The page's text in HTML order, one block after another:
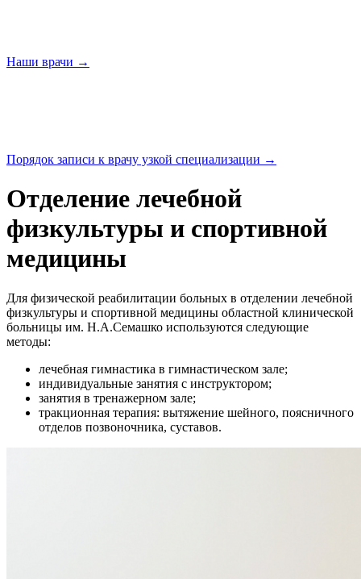
Наши врачи →
Порядок записи к врачу узкой специализации →
Отделение лечебной
физкультуры и спортивной
медицины
Для физической реабилитации больных в отделении лечебной
физкультуры и спортивной медицины областной клинической
больницы им. Н.А.Семашко используются следующие
методы:
лечебная гимнастика в гимнастическом зале;
индивидуальные занятия с инструктором;
занятия в тренажерном зале;
тракционная терапия: вытяжение шейного, поясничного
отделов позвоночника, суставов.